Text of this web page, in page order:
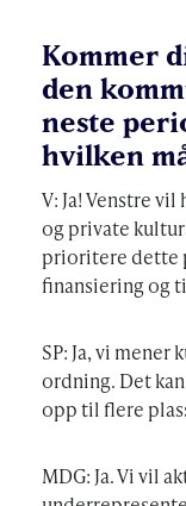
Kommer
den
neste
hvilken
V: Ja! Venstre
og private
prioritere dette
finansiering og
SP: Ja, vi
ordning. Det
opp til flere
MDG: Ja. Vi vil